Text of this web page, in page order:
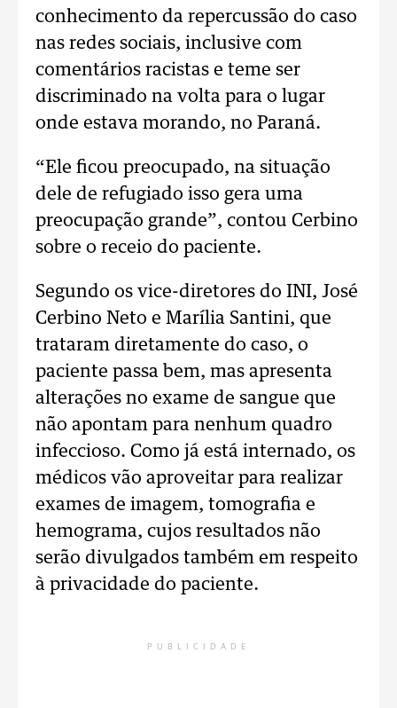
conhecimento da repercussão do caso
nas redes sociais, inclusive com
comentários racistas e teme ser
discriminado na volta para o lugar
onde estava morando, no Paraná.
“Ele ficou preocupado, na situação
dele de refugiado isso gera uma
preocupação grande”, contou Cerbino
sobre o receio do paciente.
Segundo os vice-diretores do INI, José
Cerbino Neto e Marília Santini, que
trataram diretamente do caso, o
paciente passa bem, mas apresenta
alterações no exame de sangue que
não apontam para nenhum quadro
infeccioso. Como já está internado, os
médicos vão aproveitar para realizar
exames de imagem, tomografia e
hemograma, cujos resultados não
serão divulgados também em respeito
à privacidade do paciente.
PUBLICIDADE